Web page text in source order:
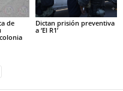
de
Dictan prisión preventiva
a ‘El R1’